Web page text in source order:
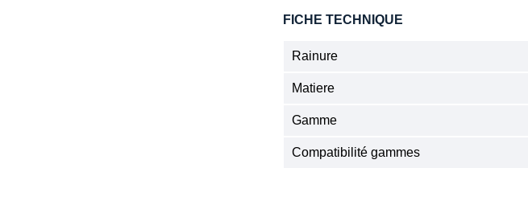
FICHE TECHNIQUE
Rainure
Matiere
Gamme
Compatibilité gammes